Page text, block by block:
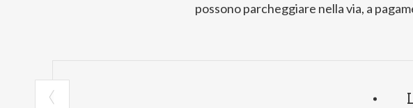
possono parcheggiare nella via, a